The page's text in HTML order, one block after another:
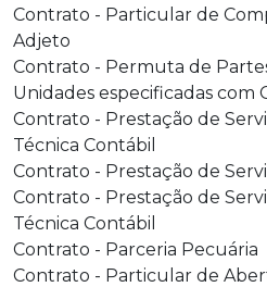
Contrato - Particular de
Adjeto
Contrato - Permuta de
Unidades especificadas com
Contrato - Prestação de
Técnica Contábil
Contrato - Prestação de
Contrato - Prestação de
Técnica Contábil
Contrato - Parceria Pecuária
Contrato - Particular de